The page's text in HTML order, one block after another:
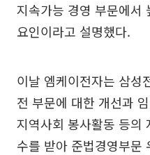
지속가능 경영 부문에서
요인이라고 설명했다.
이날 엠케이전자는 삼성
전 부문에 대한 개선과
지역사회 봉사활동 등의
수를 받아 준법경영부문